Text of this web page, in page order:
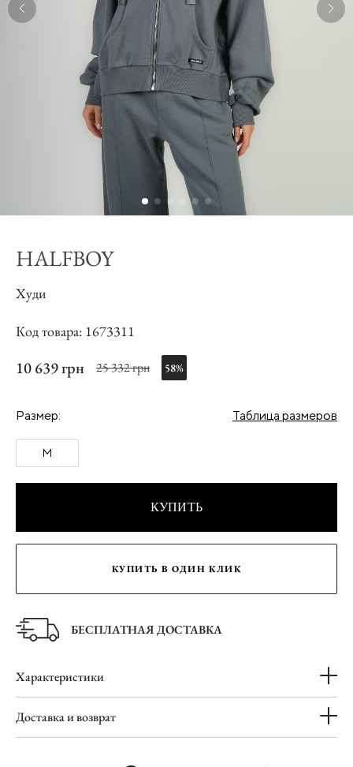
HALFBOY
Худи
Код товара: 1673311
10 639 грн 25 332 грн 58%
Размер: Таблица размеров
M
КУПИТЬ
КУПИТЬ В ОДИН КЛИК
БЕСПЛАТНАЯ ДОСТАВКА
Характеристики
Доставка и возврат